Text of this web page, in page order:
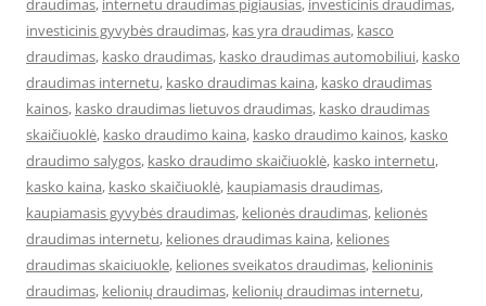
draudimas, internetu draudimas pigiausias, investicinis draudimas,
investicinis gyvybės draudimas, kas yra draudimas, kasco
draudimas, kasko draudimas, kasko draudimas automobiliui, kasko
draudimas internetu, kasko draudimas kaina, kasko draudimas
kainos, kasko draudimas lietuvos draudimas, kasko draudimas
skaičiuoklė, kasko draudimo kaina, kasko draudimo kainos, kasko
draudimo salygos, kasko draudimo skaičiuoklė, kasko internetu,
kasko kaina, kasko skaičiuoklė, kaupiamasis draudimas,
kaupiamasis gyvybės draudimas, kelionės draudimas, kelionės
draudimas internetu, keliones draudimas kaina, keliones
draudimas skaiciuokle, keliones sveikatos draudimas, kelioninis
draudimas, kelionių draudimas, kelionių draudimas internetu,